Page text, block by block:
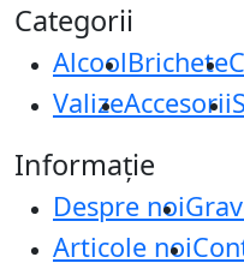
Categorii
AlcoolBrichete
ValizeAccesorii
Informație
Despre noi
Articole noi